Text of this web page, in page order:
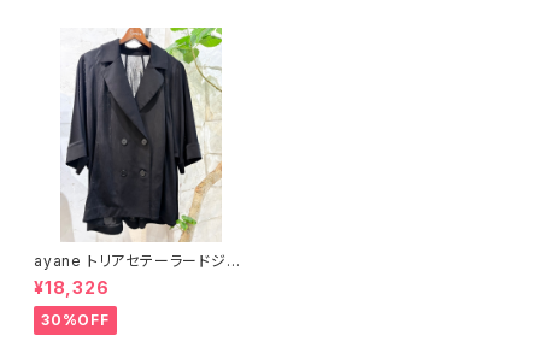
ayane トリアセテーラードジャ
ケット 【826508】ブラック
¥18,326
30%OFF